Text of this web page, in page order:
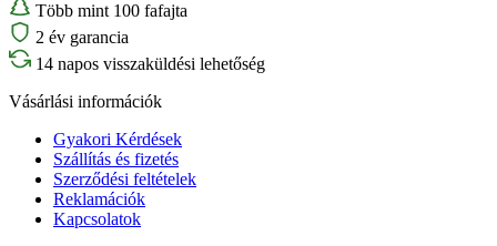
Több mint 100 fafajta
2 év garancia
14 napos visszaküldési lehetőség
Vásárlási információk
Gyakori Kérdések
Szállítás és fizetés
Szerződési feltételek
Reklamációk
Kapcsolatok